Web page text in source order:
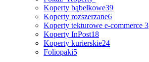
Koperty bąbelkowe39
Koperty rozszerzane6
Koperty tekturowe e-commerce 3
Koperty InPost18
Koperty kurierskie24
Foliopaki5